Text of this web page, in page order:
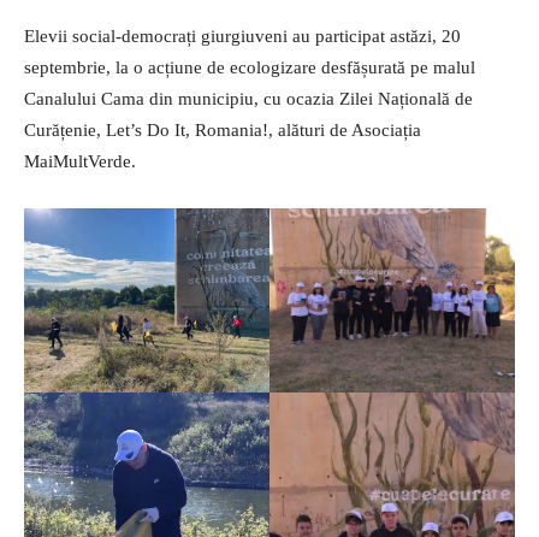
Elevii social-democrați giurgiuveni au participat astăzi, 20
septembrie, la o acțiune de ecologizare desfășurată pe malul
Canalului Cama din municipiu, cu ocazia Zilei Națională de
Curățenie, Let’s Do It, Romania!, alături de Asociația
MaiMultVerde.